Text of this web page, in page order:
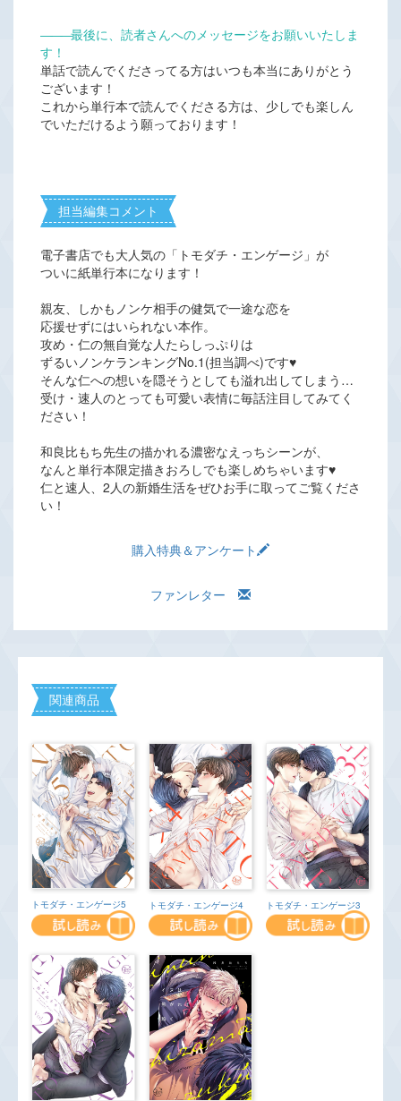
―――最後に、読者さんへのメッセージをお願いいたしま
す！
単話で読んでくださってる方はいつも本当にありがとう
ございます！
これから単行本で読んでくださる方は、少しでも楽しん
でいただけるよう願っております！
担当編集コメント
電子書店でも大人気の「トモダチ・エンゲージ」が
ついに紙単行本になります！
親友、しかもノンケ相手の健気で一途な恋を
応援せずにはいられない本作。
攻め・仁の無自覚な人たらしっぷりは
ずるいノンケランキングNo.1(担当調べ)です♥
そんな仁への想いを隠そうとしても溢れ出してしまう…
受け・速人のとっても可愛い表情に毎話注目してみてく
ださい！
和良比もち先生の描かれる濃密なえっちシーンが、
なんと単行本限定描きおろしでも楽しめちゃいます♥
仁と速人、2人の新婚生活をぜひお手に取ってご覧くださ
い！
購入特典＆アンケート
ファンレター
関連商品
トモダチ・エンゲージ5 トモダチ・エンゲージ4 トモダチ・エンゲージ3